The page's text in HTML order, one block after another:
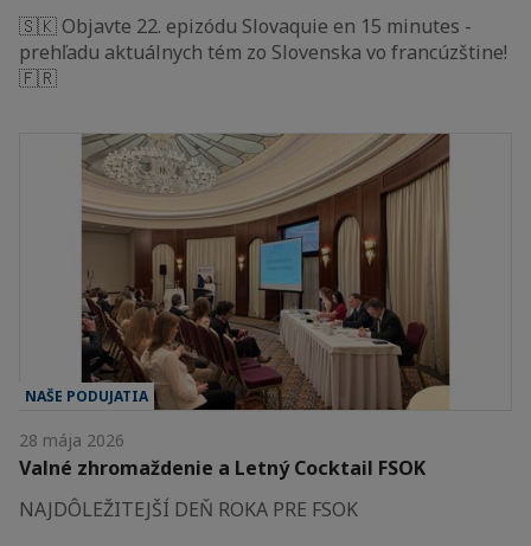
🇸🇰 Objavte 22. epizódu Slovaquie en 15 minutes -
prehľadu aktuálnych tém zo Slovenska vo francúzštine!
🇫🇷
NAŠE PODUJATIA
28 mája 2026
Valné zhromaždenie a Letný Cocktail FSOK
NAJDÔLEŽITEJŠÍ DEŇ ROKA PRE FSOK